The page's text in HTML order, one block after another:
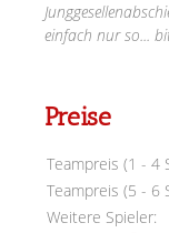
einfach nur so...
Preise
Teampreis (1 - 4
Teampreis (5 - 6
Weitere Spieler: